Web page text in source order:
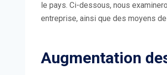
le pays. Ci-dessous, nous
entreprise, ainsi que des moyens de
Augmentation